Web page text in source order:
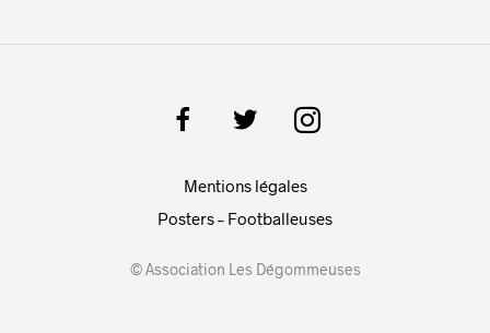
Mentions légales
Posters – Footballeuses
© Association Les Dégommeuses